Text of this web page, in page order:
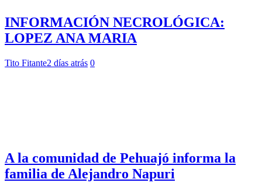
INFORMACIÓN NECROLÓGICA:
LOPEZ ANA MARIA
Tito Fitante2 días atrás 0
A la comunidad de Pehuajó informa la
familia de Alejandro Napuri